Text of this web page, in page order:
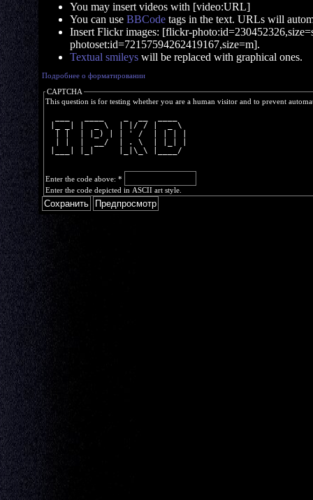
You may insert videos with [video:URL]
You can use BBCode tags in the text. URLs will
Insert Flickr images: [flickr-
photoset:id=72157594262419167,size=m].
Textual smileys will be replaced with graphical ones.
Подробнее о форматировании
CAPTCHA
This question is for testing whether you are a human visitor and to prevent
|_ _| |  _ \  | |/ / |  _ \
  | |  | |_) | | ' /  | | | |
  | |  |  __/  | . \  | |_| |
|___| |_|     |_|\_\ |____/
Enter the code above: *
Enter the code depicted in ASCII art style.